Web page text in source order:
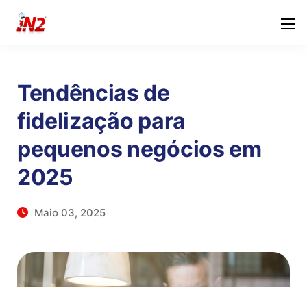
Tendências de
fidelização para
pequenos negócios em
2025
Maio 03, 2025